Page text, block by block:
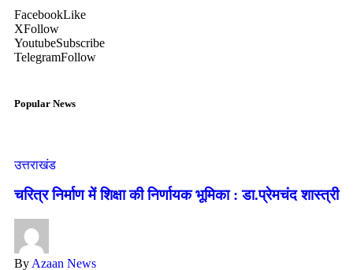
FacebookLike
XFollow
YoutubeSubscribe
TelegramFollow
Popular News
उत्तराखंड
चरित्र निर्माण में शिक्षा की निर्णायक भूमिका : डा.प्रेमचंद शास्त्री
By Azaan News